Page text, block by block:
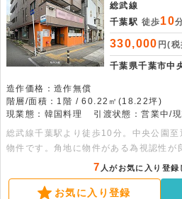
総武線
千葉駅 徒歩10
330,000 円(
千葉県千葉市中
造作価格：造作無償
階層/面積：1階 / 60.22㎡(18.22坪)
現業態：韓国料理
引渡状態：営業中/
総武線千葉駅より徒歩10分。中央公園
物件です。角地に物件がある為視認性が
ので集客に期待が出来ます。元飲食店舗
ケルトン物件から内装するよりもコス
す。業種のご相談等、是非お早めにお問
7 人がお気に入り登録
お気に入り登録